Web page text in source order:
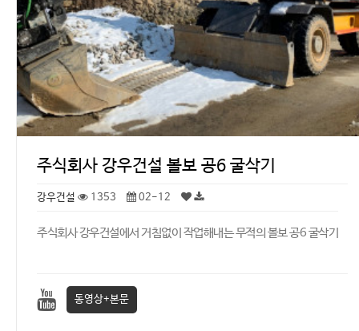
주식회사 강우건설 볼보 공6 굴삭기
강우건설 1353 02-12
주식회사 강우건설에서 거침없이 작업해내는 무적의 볼보 공6 굴삭기
동영상+본문